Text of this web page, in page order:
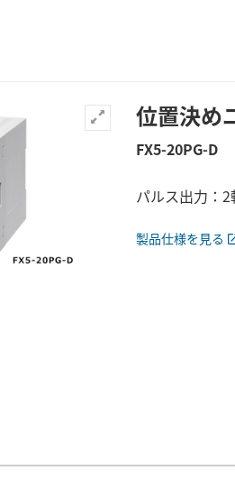
位置決め
FX5-20PG-D
パルス出力：
製品仕様を見る